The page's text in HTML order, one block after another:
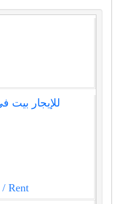
للإيجار بيت
/ Rent